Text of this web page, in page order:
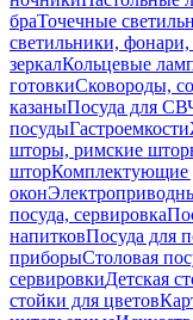
браТочечные
светильники, фонари,
зеркалКольцевые
готовкиСковороды,
казаныПосуда для
посудыГастроемкости
шторы, римские
шторКомплектующие
окон
посуда, сервировка
напитковПосуда для
приборыСтоловая
сервировкиДетская
стойки для цветов